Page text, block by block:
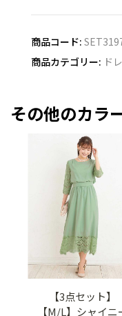
商品コード:
商品カテゴリー: ド
その他のカラ
【3点セット】
【M/L】シャイニ